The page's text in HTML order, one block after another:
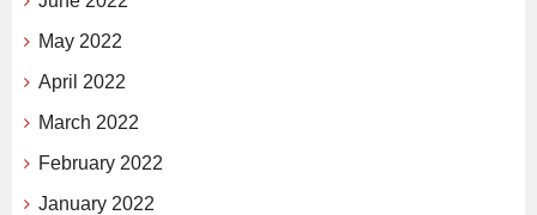
May 2022
April 2022
March 2022
February 2022
January 2022